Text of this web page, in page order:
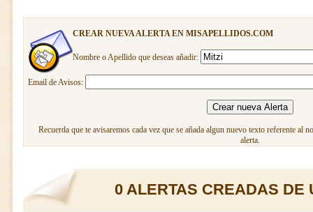
CREAR NUEVA ALERTA EN MISAPELLIDOS.COM
Nombre o Apellido que deseas añadir:
Email de Avisos:
Recuerda que te avisaremos cada vez que se añada algun nuevo texto referente al
alerta.
0 ALERTAS CREADAS DE